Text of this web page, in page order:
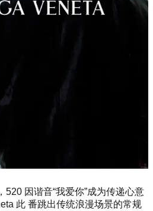
因谐音“我爱你”成为传递心意
此 番跳出传统浪漫场景的常规